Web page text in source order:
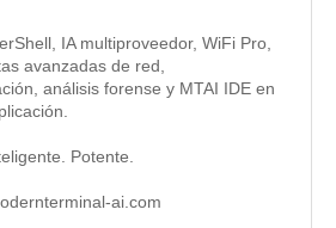
IA multiproveedor, WiFi Pro,
avanzadas de red,
análisis forense y MTAI IDE en
Potente.
ai.com